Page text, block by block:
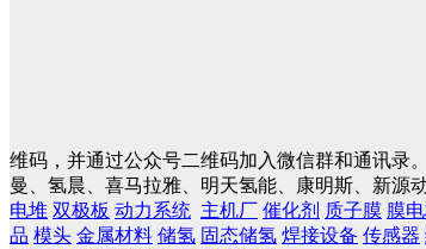
维码，并通过公众号二维码加入微信群和通讯录。
曼、氢晨、喜马拉雅、明天氢能、康明斯、新源
电堆 双极板 动力系统 主机厂 催化剂 质子膜 膜
品 模头 金属材料 储氢 固态储氢 焊接设备 传感器